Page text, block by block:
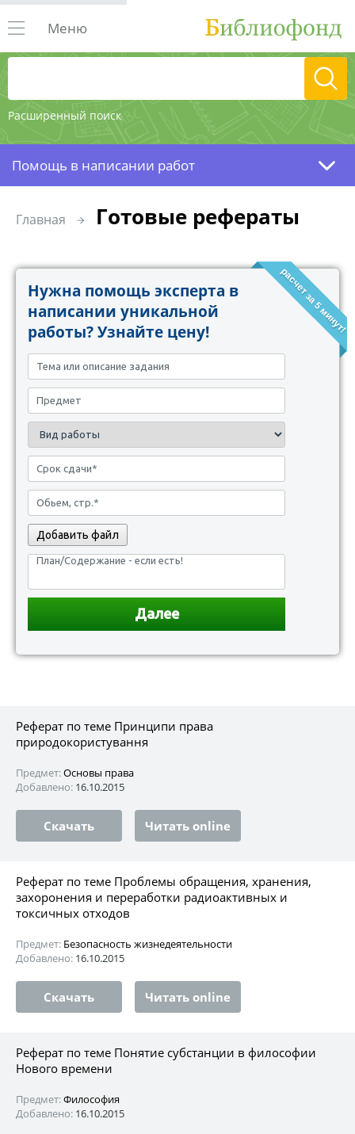
Расширенный поиск
Меню
Помощь в написании работ
Главная Готовые рефераты
расчет за 5 минут!
Нужна помощь эксперта в
написании уникальной
работы? Узнайте цену!
Добавить файл
Реферат по теме Принципи права
природокористування
Предмет:Основы права
Добавлено: 16.10.2015
Скачать Читать online
Реферат по теме Проблемы обращения, хранения,
захоронения и переработки радиоактивных и
токсичных отходов
Предмет: Безопасность жизнедеятельности
Добавлено: 16.10.2015
Скачать Читать online
Реферат по теме Понятие субстанции в философии
Нового времени
Предмет:Философия
Добавлено: 16.10.2015